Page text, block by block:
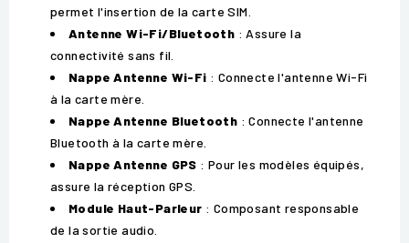
permet l'insertion de la carte SIM.
Antenne Wi-Fi/Bluetooth : Assure la
connectivité sans fil.
Nappe Antenne Wi-Fi : Connecte l'antenne Wi-Fi
à la carte mère.
Nappe Antenne Bluetooth : Connecte l'antenne
Bluetooth à la carte mère.
Nappe Antenne GPS : Pour les modèles équipés,
assure la réception GPS.
Module Haut-Parleur : Composant responsable
de la sortie audio.